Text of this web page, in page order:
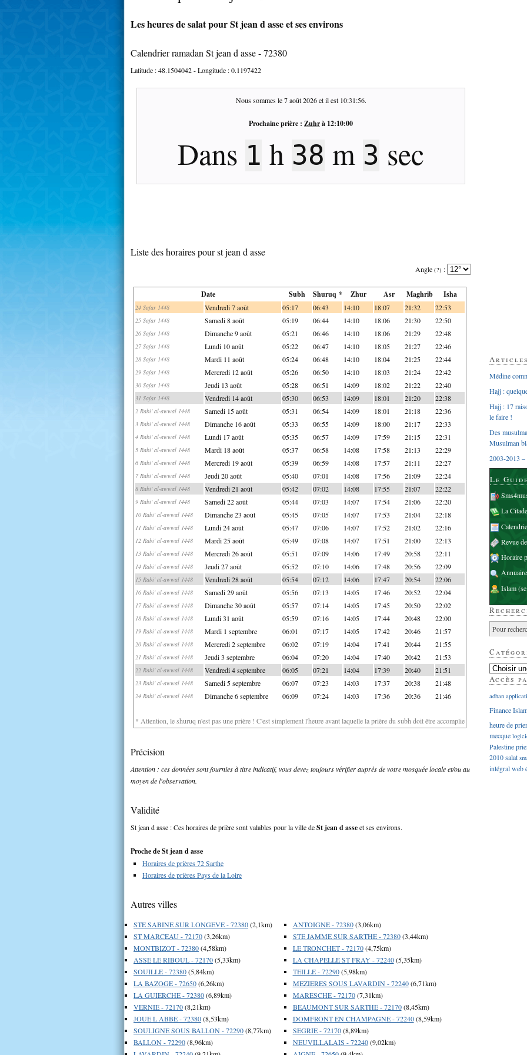
Les heures de salat pour St jean d asse et ses environs
Calendrier ramadan St jean d asse - 72380
Latitude :48.1504042- Longitude :0.1197422
Nous sommes le7 août 2026et il est 10:31:57.
Prochaine prière : Zuhrà 12:10:00
Dans 1 h 38 m 2 sec
Liste des horaires pour st jean d asse
Angle (?) :
Date Subh Shuruq * Zhur Asr Maghrib Isha
24 Safar 1448 Vendredi 7 août 05:17 06:43 14:10 18:07 21:32 22:53
25 Safar 1448 Samedi 8 août 05:19 06:44 14:10 18:06 21:30 22:50
26 Safar 1448 Dimanche 9 août 05:21 06:46 14:10 18:06 21:29 22:48
27 Safar 1448 Lundi 10 août 05:22 06:47 14:10 18:05 21:27 22:46
28 Safar 1448 Mardi 11 août 05:24 06:48 14:10 18:04 21:25 22:44
29 Safar 1448 Mercredi 12 août 05:26 06:50 14:10 18:03 21:24 22:42
30 Safar 1448 Jeudi 13 août 05:28 06:51 14:09 18:02 21:22 22:40
31 Safar 1448 Vendredi 14 août 05:30 06:53 14:09 18:01 21:20 22:38
2 Rabi' al-awwal 1448 Samedi 15 août 05:31 06:54 14:09 18:01 21:18 22:36
3 Rabi' al-awwal 1448 Dimanche 16 août 05:33 06:55 14:09 18:00 21:17 22:33
4 Rabi' al-awwal 1448 Lundi 17 août 05:35 06:57 14:09 17:59 21:15 22:31
5 Rabi' al-awwal 1448 Mardi 18 août 05:37 06:58 14:08 17:58 21:13 22:29
6 Rabi' al-awwal 1448 Mercredi 19 août 05:39 06:59 14:08 17:57 21:11 22:27
7 Rabi' al-awwal 1448 Jeudi 20 août 05:40 07:01 14:08 17:56 21:09 22:24
8 Rabi' al-awwal 1448 Vendredi 21 août 05:42 07:02 14:08 17:55 21:07 22:22
9 Rabi' al-awwal 1448 Samedi 22 août 05:44 07:03 14:07 17:54 21:06 22:20
10 Rabi' al-awwal 1448 Dimanche 23 août 05:45 07:05 14:07 17:53 21:04 22:18
11 Rabi' al-awwal 1448 Lundi 24 août 05:47 07:06 14:07 17:52 21:02 22:16
12 Rabi' al-awwal 1448 Mardi 25 août 05:49 07:08 14:07 17:51 21:00 22:13
13 Rabi' al-awwal 1448 Mercredi 26 août 05:51 07:09 14:06 17:49 20:58 22:11
14 Rabi' al-awwal 1448 Jeudi 27 août 05:52 07:10 14:06 17:48 20:56 22:09
15 Rabi' al-awwal 1448 Vendredi 28 août 05:54 07:12 14:06 17:47 20:54 22:06
16 Rabi' al-awwal 1448 Samedi 29 août 05:56 07:13 14:05 17:46 20:52 22:04
17 Rabi' al-awwal 1448 Dimanche 30 août 05:57 07:14 14:05 17:45 20:50 22:02
18 Rabi' al-awwal 1448 Lundi 31 août 05:59 07:16 14:05 17:44 20:48 22:00
19 Rabi' al-awwal 1448 Mardi 1 septembre 06:01 07:17 14:05 17:42 20:46 21:57
20 Rabi' al-awwal 1448 Mercredi 2 septembre 06:02 07:19 14:04 17:41 20:44 21:55
21 Rabi' al-awwal 1448 Jeudi 3 septembre 06:04 07:20 14:04 17:40 20:42 21:53
22 Rabi' al-awwal 1448 Vendredi 4 septembre 06:05 07:21 14:04 17:39 20:40 21:51
23 Rabi' al-awwal 1448 Samedi 5 septembre 06:07 07:23 14:03 17:37 20:38 21:48
24 Rabi' al-awwal 1448 Dimanche 6 septembre 06:09 07:24 14:03 17:36 20:36 21:46
* Attention, le shuruq n'est pas une prière ! C'est simplement l'heure avant laquelle la prière du subh doit être accomplie
Précision
Attention : ces données sont fournies à titre indicatif, vous devez toujours vérifier auprès de votre mosquée locale et/ou au
moyen de l'observation.
Validité
St jean d asse : Ces horaires de prière sont valables pour la ville deSt jean d asseet ses environs.
Proche de St jean d asse
Horaires de prières 72 Sarthe
Horaires de prières Pays de la Loire
Autres villes
STE SABINE SUR LONGEVE - 72380(2,1km)
ST MARCEAU - 72170(3,26km)
MONTBIZOT - 72380(4,58km)
ASSE LE RIBOUL - 72170(5,33km)
SOUILLE - 72380(5,84km)
LA BAZOGE - 72650(6,26km)
LA GUIERCHE - 72380(6,89km)
VERNIE - 72170(8,21km)
JOUE L ABBE - 72380(8,53km)
SOULIGNE SOUS BALLON - 72290(8,77km)
BALLON - 72290(8,96km)
ANTOIGNE - 72380(3,06km)
STE JAMME SUR SARTHE - 72380(3,44km)
LE TRONCHET - 72170(4,75km)
LA CHAPELLE ST FRAY - 72240(5,35km)
TEILLE - 72290(5,98km)
MEZIERES SOUS LAVARDIN - 72240(6,71km)
MARESCHE - 72170(7,31km)
BEAUMONT SUR SARTHE - 72170(8,45km)
DOMFRONT EN CHAMPAGNE - 72240(8,59km)
SEGRIE - 72170(8,89km)
NEUVILLALAIS - 72240(9,02km)
Médine
Hajj :
Hajj : 17
le faire !
Des
Musulman
2003-2013 –
Le
La
Revue
Horaire
Islam
Accès
adhan
Finance
heure de
mecque
Palestine
2010salat
intégralweb